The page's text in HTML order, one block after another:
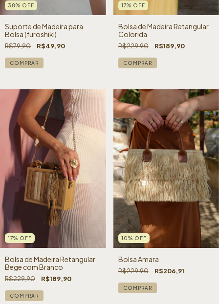
38% OFF
Suporte de Madeira para
Bolsa (furoshiki)
R$79,90 R$49,90
17% OFF
Bolsa de Madeira Retangular
Colorida
R$229,90 R$189,90
17% OFF
Bolsa de Madeira Retangular
Bege com Branco
R$229,90 R$189,90
10% OFF
Bolsa Amara
R$229,90 R$206,91